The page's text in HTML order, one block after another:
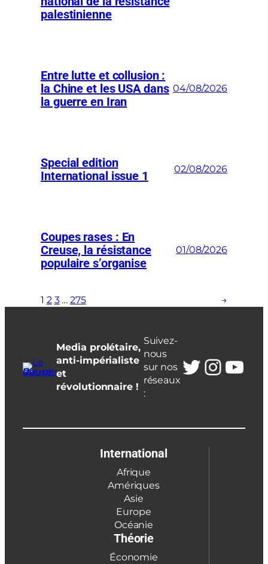
palestinienne
Entre lutte et collusion :
la Chine et les USA dans
la guerre en Iran
04/08/2026
Special edition
International issue 1
02/08/2026
Coupes rases : En
Creuse, la résistance
populaire s’organise
01/08/2026
1 2 3 … 275 →
Media prolétaire,
anti-impérialiste
et
révolutionnaire !
Suivez-
nous
sur nos
réseaux
:
Twitter
International
Afrique
Amériques
Asie
Europe
Océanie
Théorie
Économie